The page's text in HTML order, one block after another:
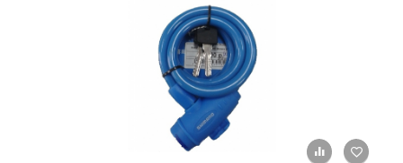
+ К